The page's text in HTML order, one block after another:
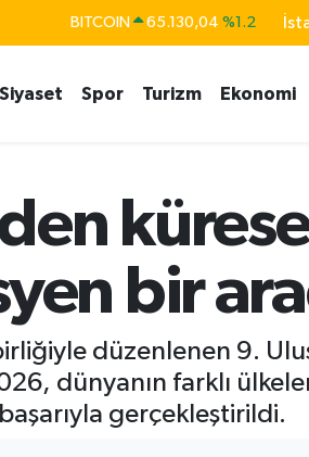
DOLAR 47,7106 %0.17
STERLİN 64,4046 %0.35
Siyaset Spor Turizm Ekonomi
bir
düzenlenen 9.
dünyanın farklı
gerçekleştirildi.